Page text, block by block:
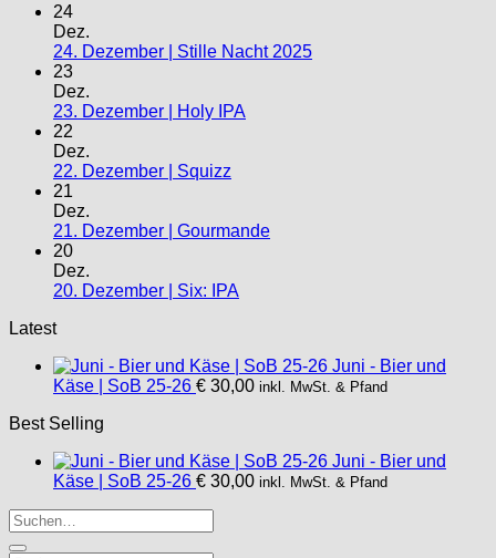
24
Dez.
24. Dezember | Stille Nacht 2025
23
Dez.
23. Dezember | Holy IPA
22
Dez.
22. Dezember | Squizz
21
Dez.
21. Dezember | Gourmande
20
Dez.
20. Dezember | Six: IPA
Latest
Juni - Bier und
Käse | SoB 25-26 € 30,00 inkl. MwSt. & Pfand
Best Selling
Juni - Bier und
Käse | SoB 25-26 € 30,00 inkl. MwSt. & Pfand